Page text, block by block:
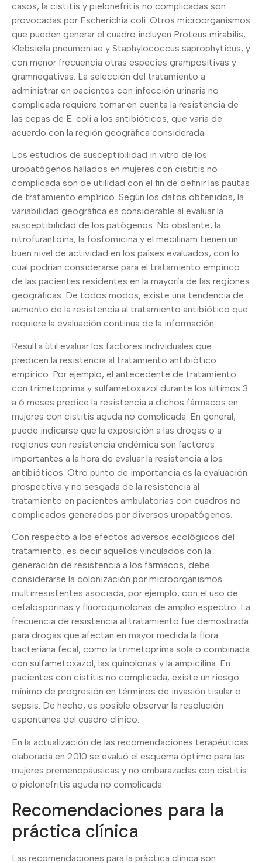
casos, la cistitis y pielonefritis no complicadas son
provocadas por Escherichia coli. Otros microorganismos
que pueden generar el cuadro incluyen Proteus mirabilis,
Klebsiella pneumoniae y Staphylococcus saprophyticus, y
con menor frecuencia otras especies grampositivas y
gramnegativas. La selección del tratamiento a
administrar en pacientes con infección urinaria no
complicada requiere tomar en cuenta la resistencia de
las cepas de E. coli a los antibióticos, que varía de
acuerdo con la región geográfica considerada.
Los estudios de susceptibilidad in vitro de los
uropatógenos hallados en mujeres con cistitis no
complicada son de utilidad con el fin de definir las pautas
de tratamiento empírico. Según los datos obtenidos, la
variabilidad geográfica es considerable al evaluar la
susceptibilidad de los patógenos. No obstante, la
nitrofurantoína, la fosfomicina y el mecilinam tienen un
buen nivel de actividad en los países evaluados, con lo
cual podrían considerarse para el tratamiento empírico
de las pacientes residentes en la mayoría de las regiones
geográficas. De todos modos, existe una tendencia de
aumento de la resistencia al tratamiento antibiótico que
requiere la evaluación continua de la información.
Resulta útil evaluar los factores individuales que
predicen la resistencia al tratamiento antibiótico
empírico. Por ejemplo, el antecedente de tratamiento
con trimetoprima y sulfametoxazol durante los últimos 3
a 6 meses predice la resistencia a dichos fármacos en
mujeres con cistitis aguda no complicada. En general,
puede indicarse que la exposición a las drogas o a
regiones con resistencia endémica son factores
importantes a la hora de evaluar la resistencia a los
antibióticos. Otro punto de importancia es la evaluación
prospectiva y no sesgada de la resistencia al
tratamiento en pacientes ambulatorias con cuadros no
complicados generados por diversos uropatógenos.
Con respecto a los efectos adversos ecológicos del
tratamiento, es decir aquellos vinculados con la
generación de resistencia a los fármacos, debe
considerarse la colonización por microorganismos
multirresistentes asociada, por ejemplo, con el uso de
cefalosporinas y fluoroquinolonas de amplio espectro. La
frecuencia de resistencia al tratamiento fue demostrada
para drogas que afectan en mayor medida la flora
bacteriana fecal, como la trimetoprima sola o combinada
con sulfametoxazol, las quinolonas y la ampicilina. En
pacientes con cistitis no complicada, existe un riesgo
mínimo de progresión en términos de invasión tisular o
sepsis. De hecho, es posible observar la resolución
espontánea del cuadro clínico.
En la actualización de las recomendaciones terapéuticas
elaborada en 2010 se evaluó el esquema óptimo para las
mujeres premenopáusicas y no embarazadas con cistitis
o pielonefritis aguda no complicada.
Recomendaciones para la
práctica clínica
Las recomendaciones para la práctica clínica son